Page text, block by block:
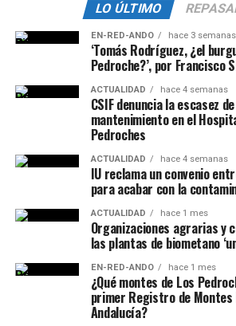
LO ÚLTIMO
EN-RED-ANDO hace 3 semanas
‘Tomás Rodríguez, ¿el
Pedroche?’, por Francisco
ACTUALIDAD hace 4 semanas
CSIF denuncia la escasez
mantenimiento en el
Pedroches
ACTUALIDAD hace 4 semanas
IU reclama un convenio
para acabar con la
ACTUALIDAD hace 1 mes
Organizaciones agrarias y
las plantas de biometano
EN-RED-ANDO hace 1 mes
¿Qué montes de Los
primer Registro de Montes
Andalucía?